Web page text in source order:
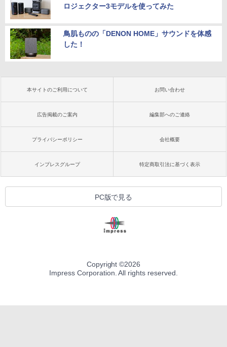
ロジェクター3モデルを使ってみた
鳥肌ものの「DENON HOME」サウンドを体感
した！
本サイトのご利用について お問い合わせ
広告掲載のご案内 編集部へのご連絡
プライバシーポリシー 会社概要
インプレスグループ 特定商取引法に基づく表示
PC版で見る
Copyright ©2026
Impress Corporation. All rights reserved.